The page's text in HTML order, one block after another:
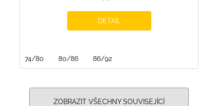
DETAIL
74/80 80/86 86/92
ZOBRAZIT VŠECHNY SOUVISEJÍCÍ